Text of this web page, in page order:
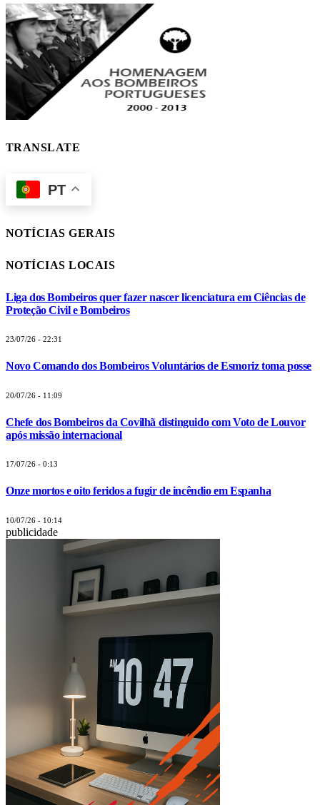
TRANSLATE
PT
NOTÍCIAS GERAIS
NOTÍCIAS LOCAIS
Liga dos Bombeiros quer fazer nascer licenciatura em Ciências de
Proteção Civil e Bombeiros
23/07/26 - 22:31
Novo Comando dos Bombeiros Voluntários de Esmoriz toma posse
20/07/26 - 11:09
Chefe dos Bombeiros da Covilhã distinguido com Voto de Louvor
após missão internacional
17/07/26 - 0:13
Onze mortos e oito feridos a fugir de incêndio em Espanha
10/07/26 - 10:14
publicidade